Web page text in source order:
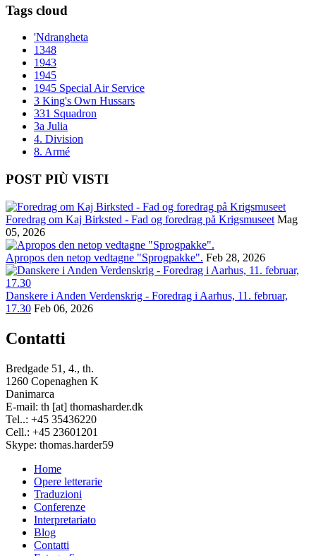
Tags cloud
'Ndrangheta
1348
1943
1945
1945 Special Air Service
3 King's Own Hussars
331 Squadron
3a Julia
4. Division
8. Armé
POST PIÙ VISTI
Foredrag om Kaj Birksted - Fad og foredrag på Krigsmuseet Mag
05, 2026
Apropos den netop vedtagne "Sprogpakke". Feb 28, 2026
Danskere i Anden Verdenskrig - Foredrag i Aarhus, 11. februar,
17.30 Feb 06, 2026
Contatti
Bredgade 51, 4., th.
1260 Copenaghen K
Danimarca
E-mail: th [at] thomasharder.dk
Tel..: +45 35436220
Cell.: +45 23601201
Skype: thomas.harder59
Footer
menu
Home
Opere letterarie
Traduzioni
Conferenze
Interpretariato
Blog
Contatti